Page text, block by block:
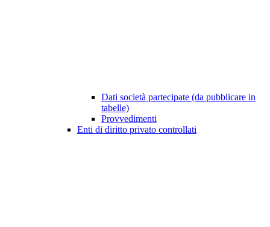
Dati società partecipate (da pubblicare in
tabelle)
Provvedimenti
Enti di diritto privato controllati